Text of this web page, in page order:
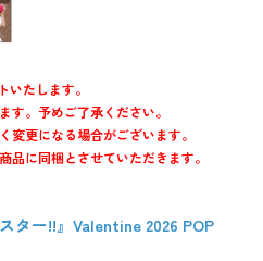
いたします。
。予めご了承ください。
更になる場合がございます。
に同梱とさせていただきます。
ター!!』Valentine 2026 POP